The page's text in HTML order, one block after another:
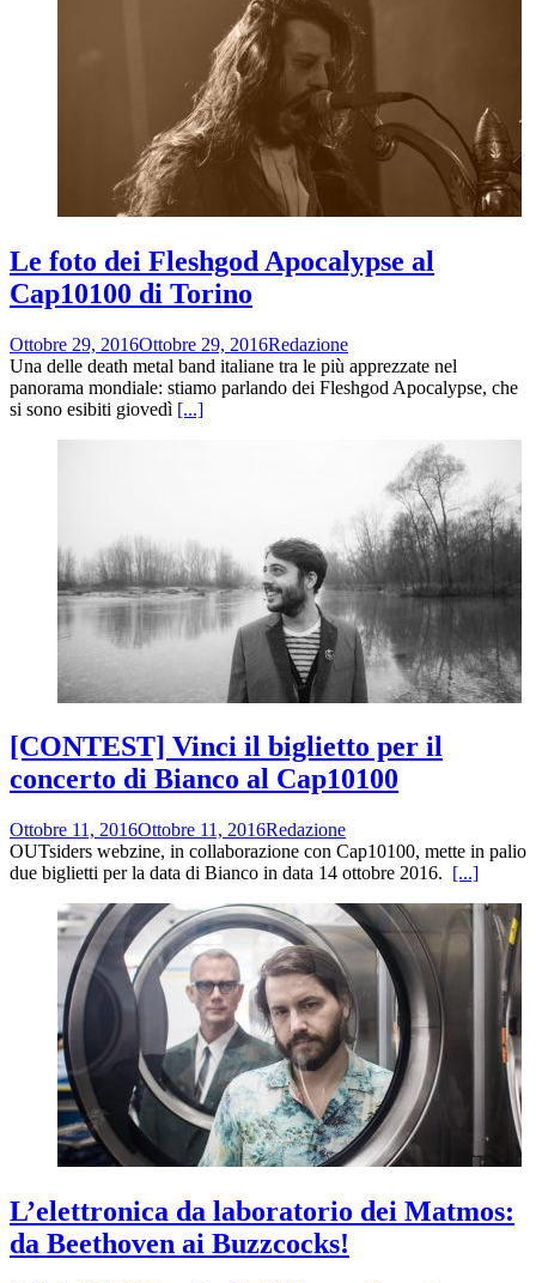
Le foto dei Fleshgod Apocalypse al
Cap10100 di Torino
Ottobre 29, 2016Ottobre 29, 2016Redazione
Una delle death metal band italiane tra le più apprezzate nel
panorama mondiale: stiamo parlando dei Fleshgod Apocalypse, che
si sono esibiti giovedì [...]
[CONTEST] Vinci il biglietto per il
concerto di Bianco al Cap10100
Ottobre 11, 2016Ottobre 11, 2016Redazione
OUTsiders webzine, in collaborazione con Cap10100, mette in palio
due biglietti per la data di Bianco in data 14 ottobre 2016. [...]
L’elettronica da laboratorio dei Matmos:
da Beethoven ai Buzzcocks!